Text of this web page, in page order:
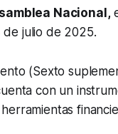
Nacional,
de julio de 2025.
(Sexto
con un